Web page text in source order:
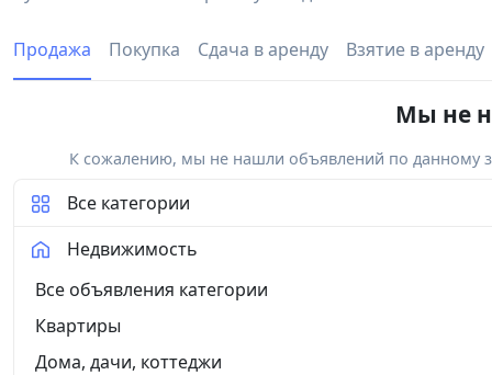
Продажа Покупка Сдача в аренду Взятие в аренду
Мы не
К сожалению, мы не нашли объявлений по данному
Все категории
Недвижимость
Все объявления категории
Квартиры
Дома, дачи, коттеджи